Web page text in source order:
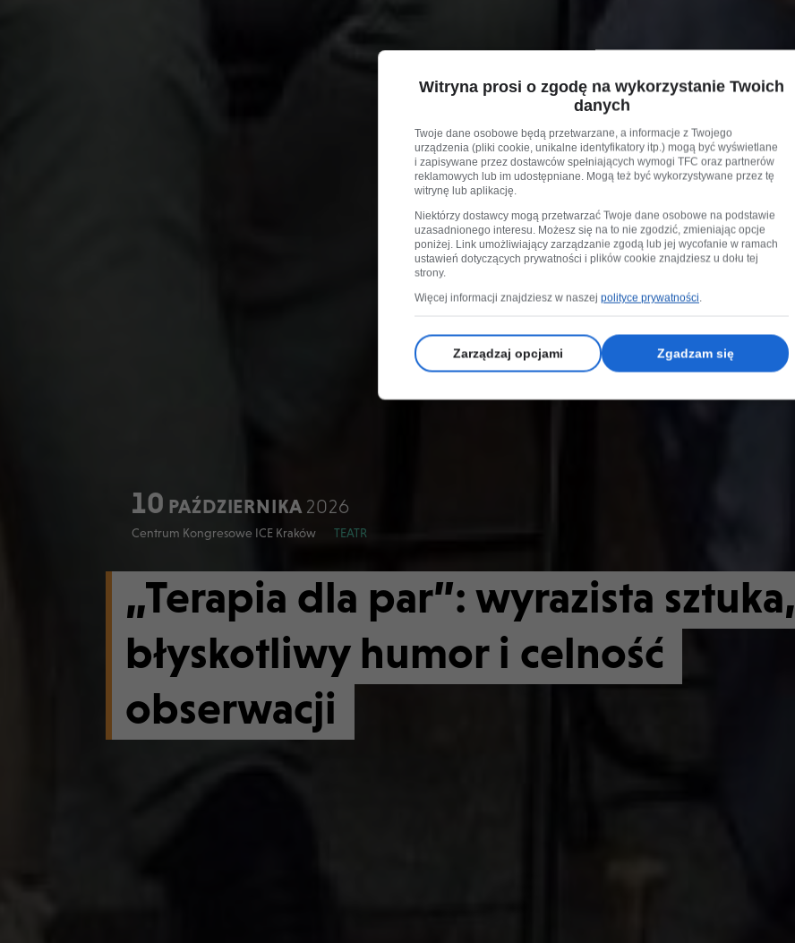
10 PAŹDZIERNIKA 2026
Centrum Kongresowe ICE Kraków TEATR
„Terapia dla par”: wyrazista sztuka,
błyskotliwy humor i celność
obserwacji
Witryna prosi o zgodę na wykorzystanie Twoich
danych
Twoje dane osobowe będą przetwarzane, a informacje z Twojego
urządzenia (pliki cookie, unikalne identyfikatory itp.) mogą być wyświetlane
i zapisywane przez dostawców spełniających wymogi TFC oraz partnerów
reklamowych lub im udostępniane. Mogą też być wykorzystywane przez tę
witrynę lub aplikację.
Niektórzy dostawcy mogą przetwarzać Twoje dane osobowe na podstawie
uzasadnionego interesu. Możesz się na to nie zgodzić, zmieniając opcje
poniżej. Link umożliwiający zarządzanie zgodą lub jej wycofanie w ramach
ustawień dotyczących prywatności i plików cookie znajdziesz u dołu tej
strony.
Więcej informacji znajdziesz w naszej polityce prywatności.
Zarządzaj opcjami Zgadzam się